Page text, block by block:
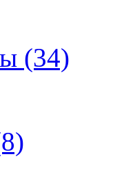
(34)